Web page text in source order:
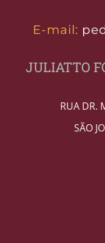
E-mail:
JULIATTO
RUA DR.
SÃO